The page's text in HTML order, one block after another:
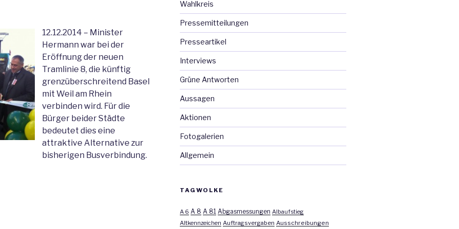
12.12.2014 – Minister
Hermann war bei der
Eröffnung der neuen
Tramlinie 8, die künftig
grenzüberschreitend Basel
mit Weil am Rhein
verbinden wird. Für die
Bürger beider Städte
bedeutet dies eine
attraktive Alternative zur
bisherigen Busverbindung.
Wahlkreis
Pressemitteilungen
Presseartikel
Interviews
Grüne Antworten
Aussagen
Aktionen
Fotogalerien
Allgemein
TAGWOLKE
A 6 A 8 A 81 Abgasmessungen Albaufstieg
Altkennzeichen Auftragsvergaben Ausschreibungen